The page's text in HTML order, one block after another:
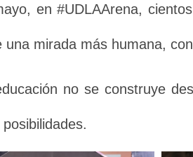
en #UDLAArena,
una mirada más humana,
no se construye